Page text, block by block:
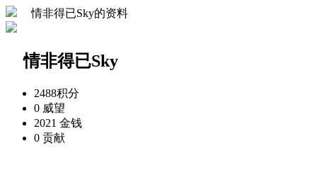
ゞ情非得已Sky的资料
ゞ情非得已Sky
2488积分
0 威望
2021 金钱
0 贡献